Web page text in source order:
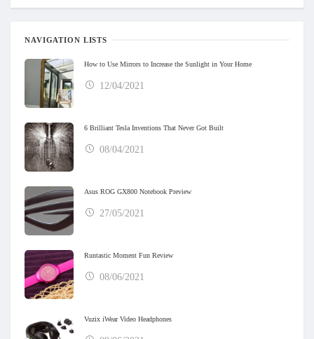
NAVIGATION LISTS
How to Use Mirrors to Increase the Sunlight in Your Home
12/04/2021
6 Brilliant Tesla Inventions That Never Got Built
08/04/2021
Asus ROG GX800 Notebook Preview
27/05/2021
Runtastic Moment Fun Review
08/06/2021
Vuzix iWear Video Headphones